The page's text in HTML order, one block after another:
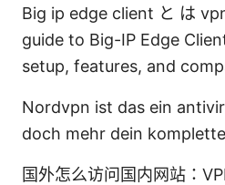
Big ip edge client と は
guide to Big-IP Edge
setup, features, and
Nordvpn ist das ein
doch mehr dein
国外怎么访问国内网站：